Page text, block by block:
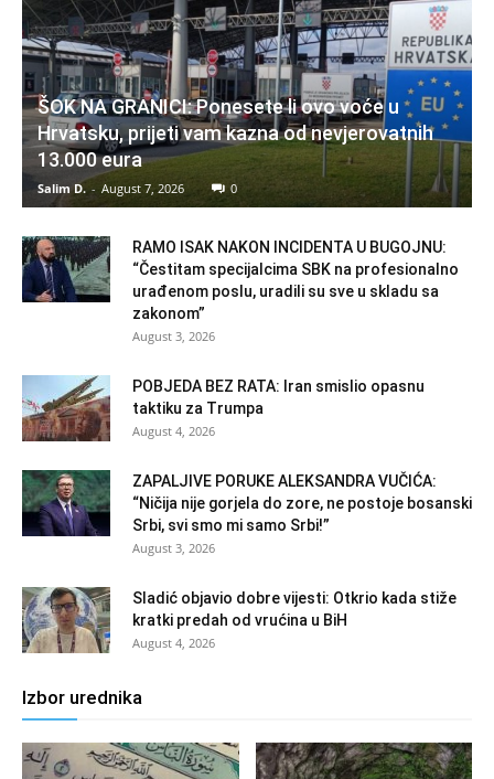
ŠOK NA GRANICI: Ponesete li ovo voće u
Hrvatsku, prijeti vam kazna od nevjerovatnih
13.000 eura
Salim D. - August 7, 2026 0
RAMO ISAK NAKON INCIDENTA U BUGOJNU:
“Čestitam specijalcima SBK na profesionalno
urađenom poslu, uradili su sve u skladu sa
zakonom”
August 3, 2026
POBJEDA BEZ RATA: Iran smislio opasnu
taktiku za Trumpa
August 4, 2026
ZAPALJIVE PORUKE ALEKSANDRA VUČIĆA:
“Ničija nije gorjela do zore, ne postoje bosanski
Srbi, svi smo mi samo Srbi!”
August 3, 2026
Sladić objavio dobre vijesti: Otkrio kada stiže
kratki predah od vrućina u BiH
August 4, 2026
Izbor urednika